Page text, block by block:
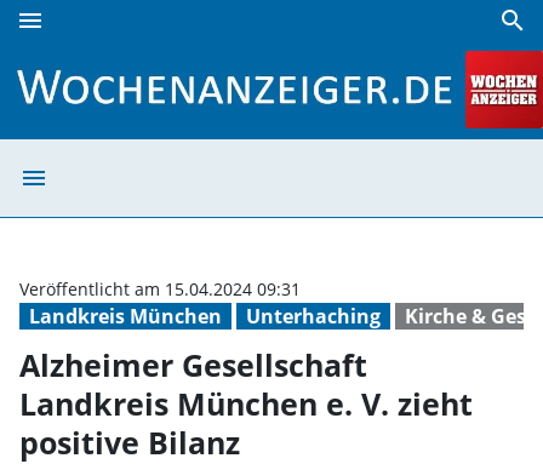
menu search
menu
Landkreis München Unterhaching Kirche &
Veröffentlicht am 15.04.2024 09:31
Alzheimer Gesellschaft
Landkreis München e. V. zieht
positive Bilanz